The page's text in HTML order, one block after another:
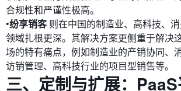
合规性和严谨性极高。
•纷享销客 则在中国的制造业、高科技、
领域扎根更深。其解决方案更侧重于解决
场的特有痛点，例如制造业的产销协同、
访销管理、高科技行业的项目型销售等。
三、定制与扩展：